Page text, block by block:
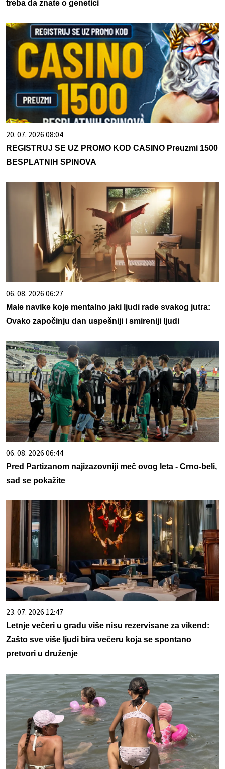
treba da znate o genetici
20. 07. 2026 08:04
REGISTRUJ SE UZ PROMO KOD CASINO Preuzmi 1500
BESPLATNIH SPINOVA
06. 08. 2026 06:27
Male navike koje mentalno jaki ljudi rade svakog jutra:
Ovako započinju dan uspešniji i smireniji ljudi
06. 08. 2026 06:44
Pred Partizanom najizazovniji meč ovog leta - Crno-beli,
sad se pokažite
23. 07. 2026 12:47
Letnje večeri u gradu više nisu rezervisane za vikend:
Zašto sve više ljudi bira večeru koja se spontano
pretvori u druženje